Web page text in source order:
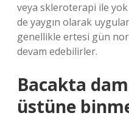
veya skleroterapi ile
de yaygın olarak
genellikle ertesi gün
devam edebilirler.
Bacakta
üstüne